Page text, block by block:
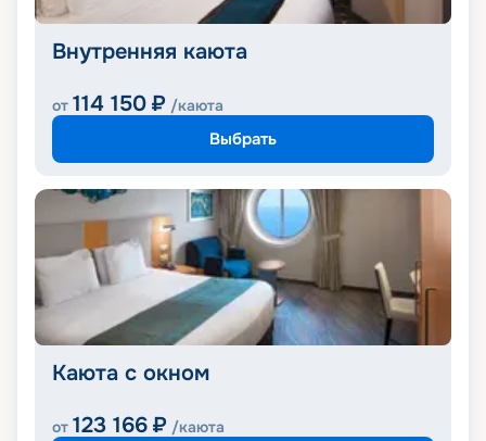
Внутренняя каюта
от 114 150 ₽ /каюта
Выбрать
Каюта с окном
от 123 166 ₽ /каюта